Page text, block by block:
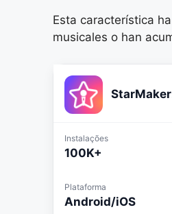
Esta característica
musicales o han
Instalações
100K+
Plataforma
Android/iOS